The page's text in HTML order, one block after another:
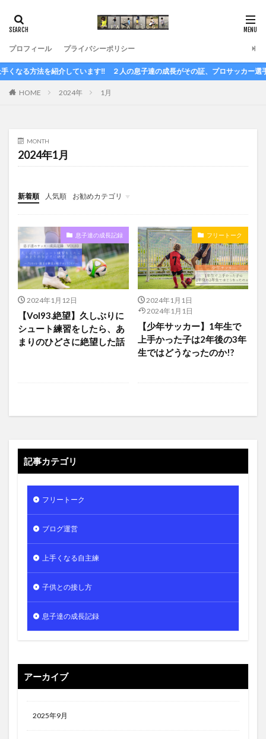
プロフィール プライバシーポリシー
方法を紹介しています‼ ２人の息子達の成長がその証、プロサッカー選手を
HOME 2024年 1月
MONTH
2024年1月
新着順 人気順
お勧めカテゴリ
上手くなる自主練
息子達の成長記録
2024年1月12日
【Vol93.絶望】久しぶりに
シュート練習をしたら、あ
まりのひどさに絶望した話
フリートーク
2024年1月1日
2024年1月1日
【少年サッカー】1年生で
上手かった子は2年後の3年
生ではどうなったのか!?
記事カテゴリ
フリートーク
ブログ運営
上手くなる自主練
子供との接し方
息子達の成長記録
アーカイブ
2025年9月